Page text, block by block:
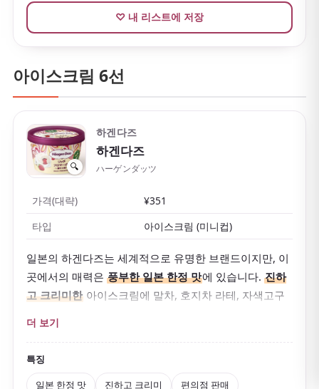
♡ 내 리스트에 저장
아이스크림 6선
🔍
하겐다즈
하겐다즈
ハーゲンダッツ
가격(대략)
¥351
타입
아이스크림 (미니컵)
일본의 하겐다즈는 세계적으로 유명한 브랜드이지만, 이
곳에서의 매력은 풍부한 일본 한정 맛에 있습니다. 진하
고 크리미한 아이스크림에 말차, 호지차 라테, 자색고구
고급스러워 보이지만 편의점과 슈퍼에서 쉽게 살 수 있습
니다
더 보기
특징
일본 한정 맛
진하고 크리미 편의점 판매